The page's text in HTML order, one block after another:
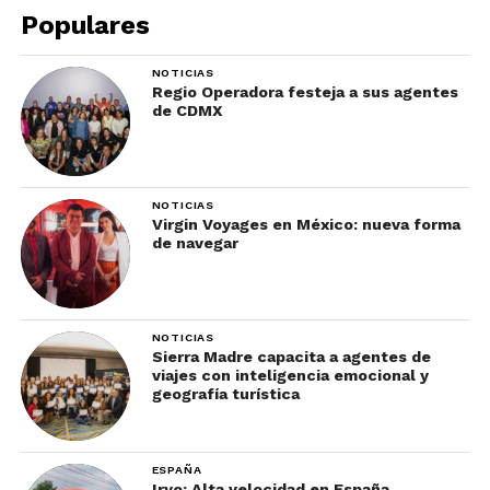
historia de una joven rebelde en el Montreal de
Viaja a través de la pantalla
Populares
NOTICIAS
Regio Operadora festeja a sus agentes
de CDMX
NOTICIAS
Virgin Voyages en México: nueva forma
de navegar
NOTICIAS
Sierra Madre capacita a agentes de
viajes con inteligencia emocional y
geografía turística
ESPAÑA